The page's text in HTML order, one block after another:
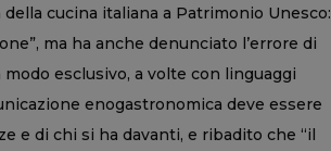
cucina italiana a Patrimonio Unesco:
ma ha anche denunciato l’errore di
esclusivo, a volte con linguaggi
enogastronomica deve essere
e di chi si ha davanti, e ribadito che “il